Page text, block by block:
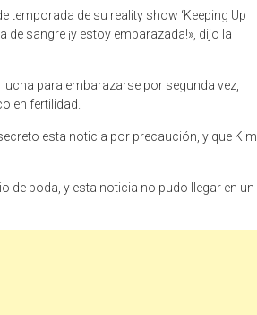
temporada de su reality show ‘Keeping Up
sangre ¡y estoy embarazada!», dijo la
para embarazarse por segunda vez,
en fertilidad.
esta noticia por precaución, y que Kim
de boda, y esta noticia no pudo llegar en un